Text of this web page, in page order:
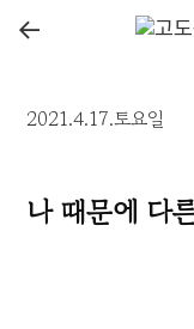
←
2021.4.17.토요일
나 때문에 다